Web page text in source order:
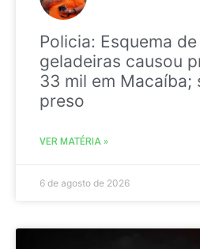
Policia: Esquema
geladeiras causou
33 mil em Macaíba;
preso
VER MATÉRIA »
6 de agosto de 2026